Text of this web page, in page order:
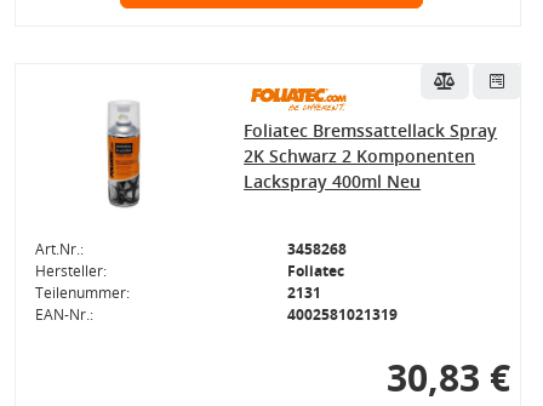
Foliatec Bremssattellack Spray
2K Schwarz 2 Komponenten
Lackspray 400ml Neu
Art.Nr.:
3458268
Hersteller:
Foliatec
Teilenummer:
2131
EAN-Nr.:
4002581021319
30,83 €